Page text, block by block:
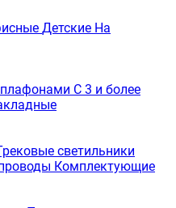
Детские На
С 3 и более
светильники
Комплектующие